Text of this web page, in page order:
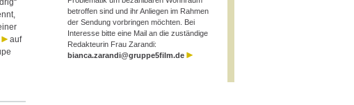
auf
betroffen sind und ihr Anliegen im Rahmen
der Sendung vorbringen möchten. Bei
Interesse bitte eine Mail an die zuständige
Redakteurin Frau Zarandi:
bianca.zarandi@gruppe5film.de